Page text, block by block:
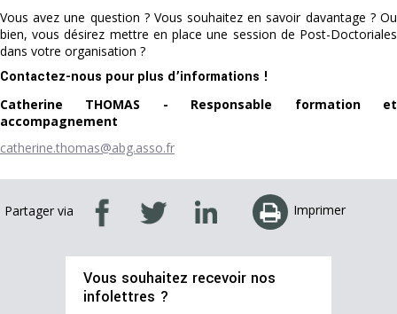
Vous avez une question ? Vous souhaitez en savoir davantage ? Ou
bien, vous désirez mettre en place une session de Post-Doctoriales
dans votre organisation ?
Contactez-nous pour plus d’informations !
Catherine THOMAS - Responsable formation et
accompagnement
catherine.thomas@abg.asso.fr
Partager via Imprimer
Vous souhaitez recevoir nos
infolettres ?